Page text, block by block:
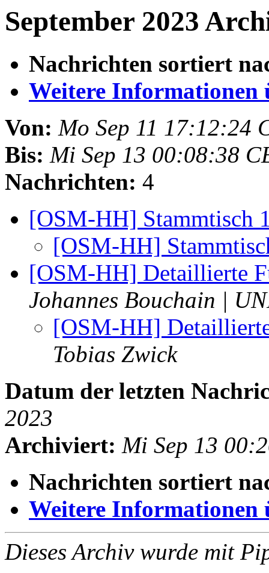
September 2023
Nachrichten sortiert
Weitere Informationen
Von: Mo Sep 11 17:12:24
Bis: Mi Sep 13 00:08:38
Nachrichten: 4
[OSM-HH] Stammtisch
[OSM-HH]
[OSM-HH] Detaillierte
Johannes Bouchain |
[OSM-HH]
Tobias Zwick
Datum der letzten
2023
Archiviert: Mi Sep 13
Nachrichten sortiert
Weitere Informationen
Dieses Archiv wurde mit